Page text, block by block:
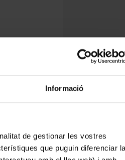
Informació
de gestionar les vostres
que puguin diferenciar
de